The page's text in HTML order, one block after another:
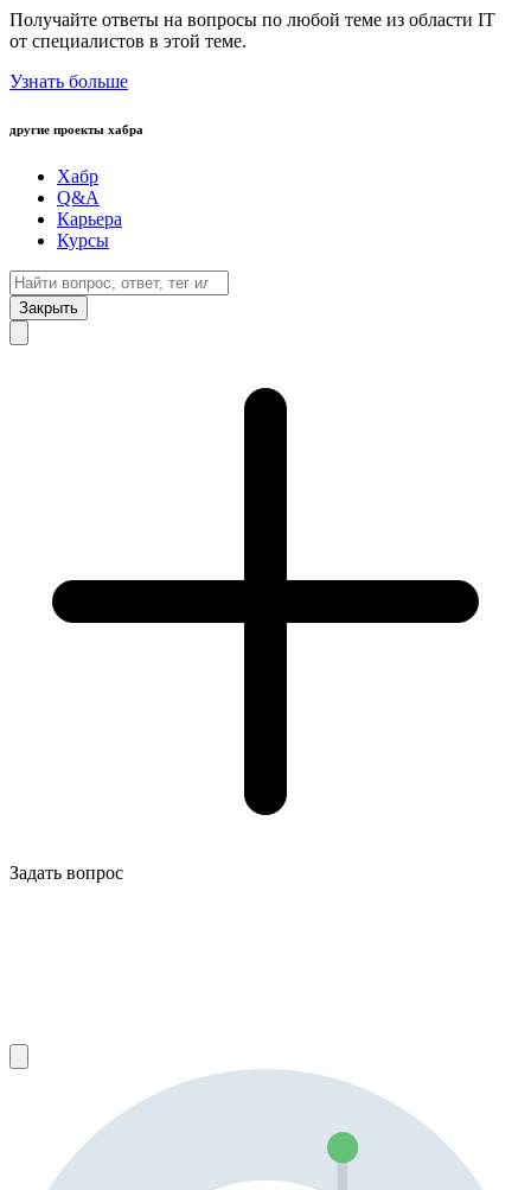
Получайте ответы на вопросы по любой теме из области IT
от специалистов в этой теме.
Узнать больше
другие проекты хабра
Хабр
Q&A
Карьера
Курсы
Закрыть
Задать вопрос